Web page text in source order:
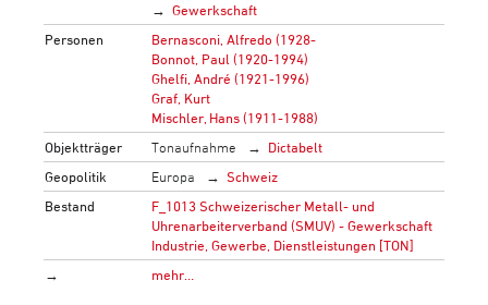
Gewerkschaft
Personen
Bernasconi, Alfredo (1928-
Bonnot, Paul (1920-1994)
Ghelfi, André (1921-1996)
Graf, Kurt
Mischler, Hans (1911-1988)
Objektträger
Tonaufnahme
Dictabelt
Geopolitik
Europa
Schweiz
Bestand
F_1013 Schweizerischer Metall- und
Uhrenarbeiterverband (SMUV) - Gewerkschaft
Industrie, Gewerbe, Dienstleistungen [TON]
→
mehr…